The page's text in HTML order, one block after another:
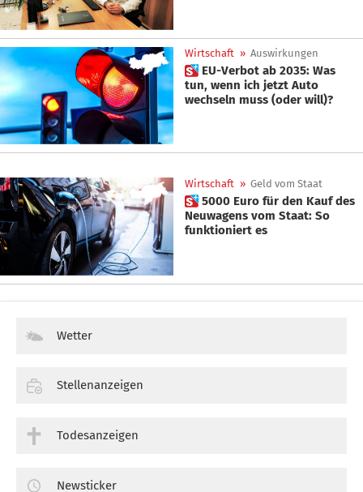
Wirtschaft » Auswirkungen
 EU-Verbot ab 2035: Was
tun, wenn ich jetzt Auto
wechseln muss (oder will)?
Wirtschaft » Geld vom Staat
 5000 Euro für den Kauf des
Neuwagens vom Staat: So
funktioniert es
Wetter
Stellenanzeigen
Todesanzeigen
Newsticker